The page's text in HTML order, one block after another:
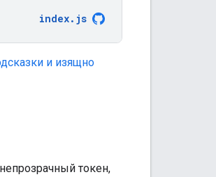
index. js
и изящно
токен,